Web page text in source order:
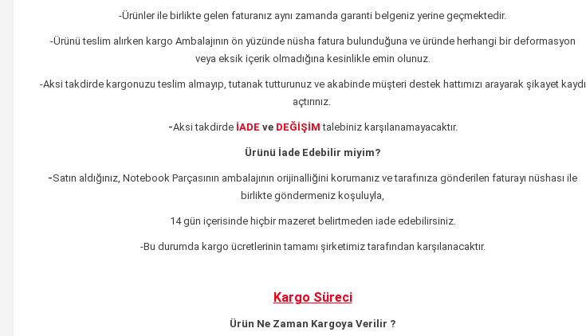
-Ürünler ile birlikte gelen faturanız aynı zamanda garanti belgeniz yerine geçmektedir.
-Ürünü teslim alırken kargo Ambalajının ön yüzünde nüsha fatura bulunduğuna ve üründe herhangi bir deformasyon
veya eksik içerik olmadığına kesinlikle emin olunuz.
-Aksi takdirde kargonuzu teslim almayıp, tutanak tutturunuz ve akabinde müşteri destek hattımızı arayarak şikayet kaydı
açtırınız.
-Aksi takdirde İADE ve DEĞİŞİM talebiniz karşılanamayacaktır.
Ürünü İade Edebilir miyim?
-Satın aldığınız, Notebook Parçasının ambalajının orijinalliğini korumanız ve tarafınıza gönderilen faturayı nüshası ile
birlikte göndermeniz koşuluyla,
14 gün içerisinde hiçbir mazeret belirtmeden iade edebilirsiniz.
-Bu durumda kargo ücretlerinin tamamı şirketimiz tarafından karşılanacaktır.
Kargo Süreci
Ürün Ne Zaman Kargoya Verilir ?